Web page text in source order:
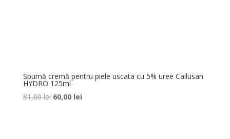
Spumă cremă pentru piele uscata cu 5% uree Callusan
HYDRO 125ml
81,00lei Prețul
60,00 leiPrețul